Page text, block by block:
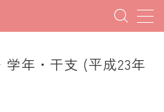
学年・干支 (平成23年